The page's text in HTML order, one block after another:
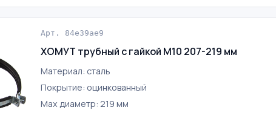
Арт. 84e39ae9
ХОМУТ трубный с гайкой М10 207-219 мм
Материал: сталь
Покрытие: оцинкованный
Max диаметр: 219 мм